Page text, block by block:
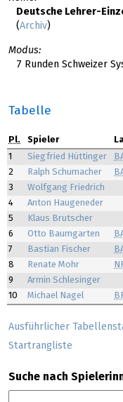
Deutsche Lehrer-
(Archiv)
Modus:
7 Runden Schweizer
Tabelle
Pl. Spieler
1
Siegfried Hüttinger
2
Ralph Schumacher
3
Wolfgang Friedrich
4
Anton Haugeneder
5
Klaus Brutscher
6
Otto Baumgarten
7
Bastian Fischer
8
Renate Mohr
9
Armin Schlesinger
10
Michael Nagel
Ausführlicher
Startrangliste
Suche nach